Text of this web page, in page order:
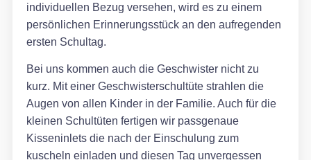
individuellen Bezug versehen, wird es zu einem
persönlichen Erinnerungsstück an den aufregenden
ersten Schultag.
Bei uns kommen auch die Geschwister nicht zu
kurz. Mit einer Geschwisterschultüte strahlen die
Augen von allen Kinder in der Familie. Auch für die
kleinen Schultüten fertigen wir passgenaue
Kisseninlets die nach der Einschulung zum
kuscheln einladen und diesen Tag unvergessen